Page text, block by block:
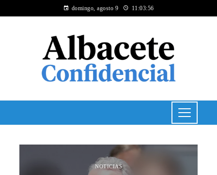
domingo, agosto 9 11:03:56
NOTICIAS